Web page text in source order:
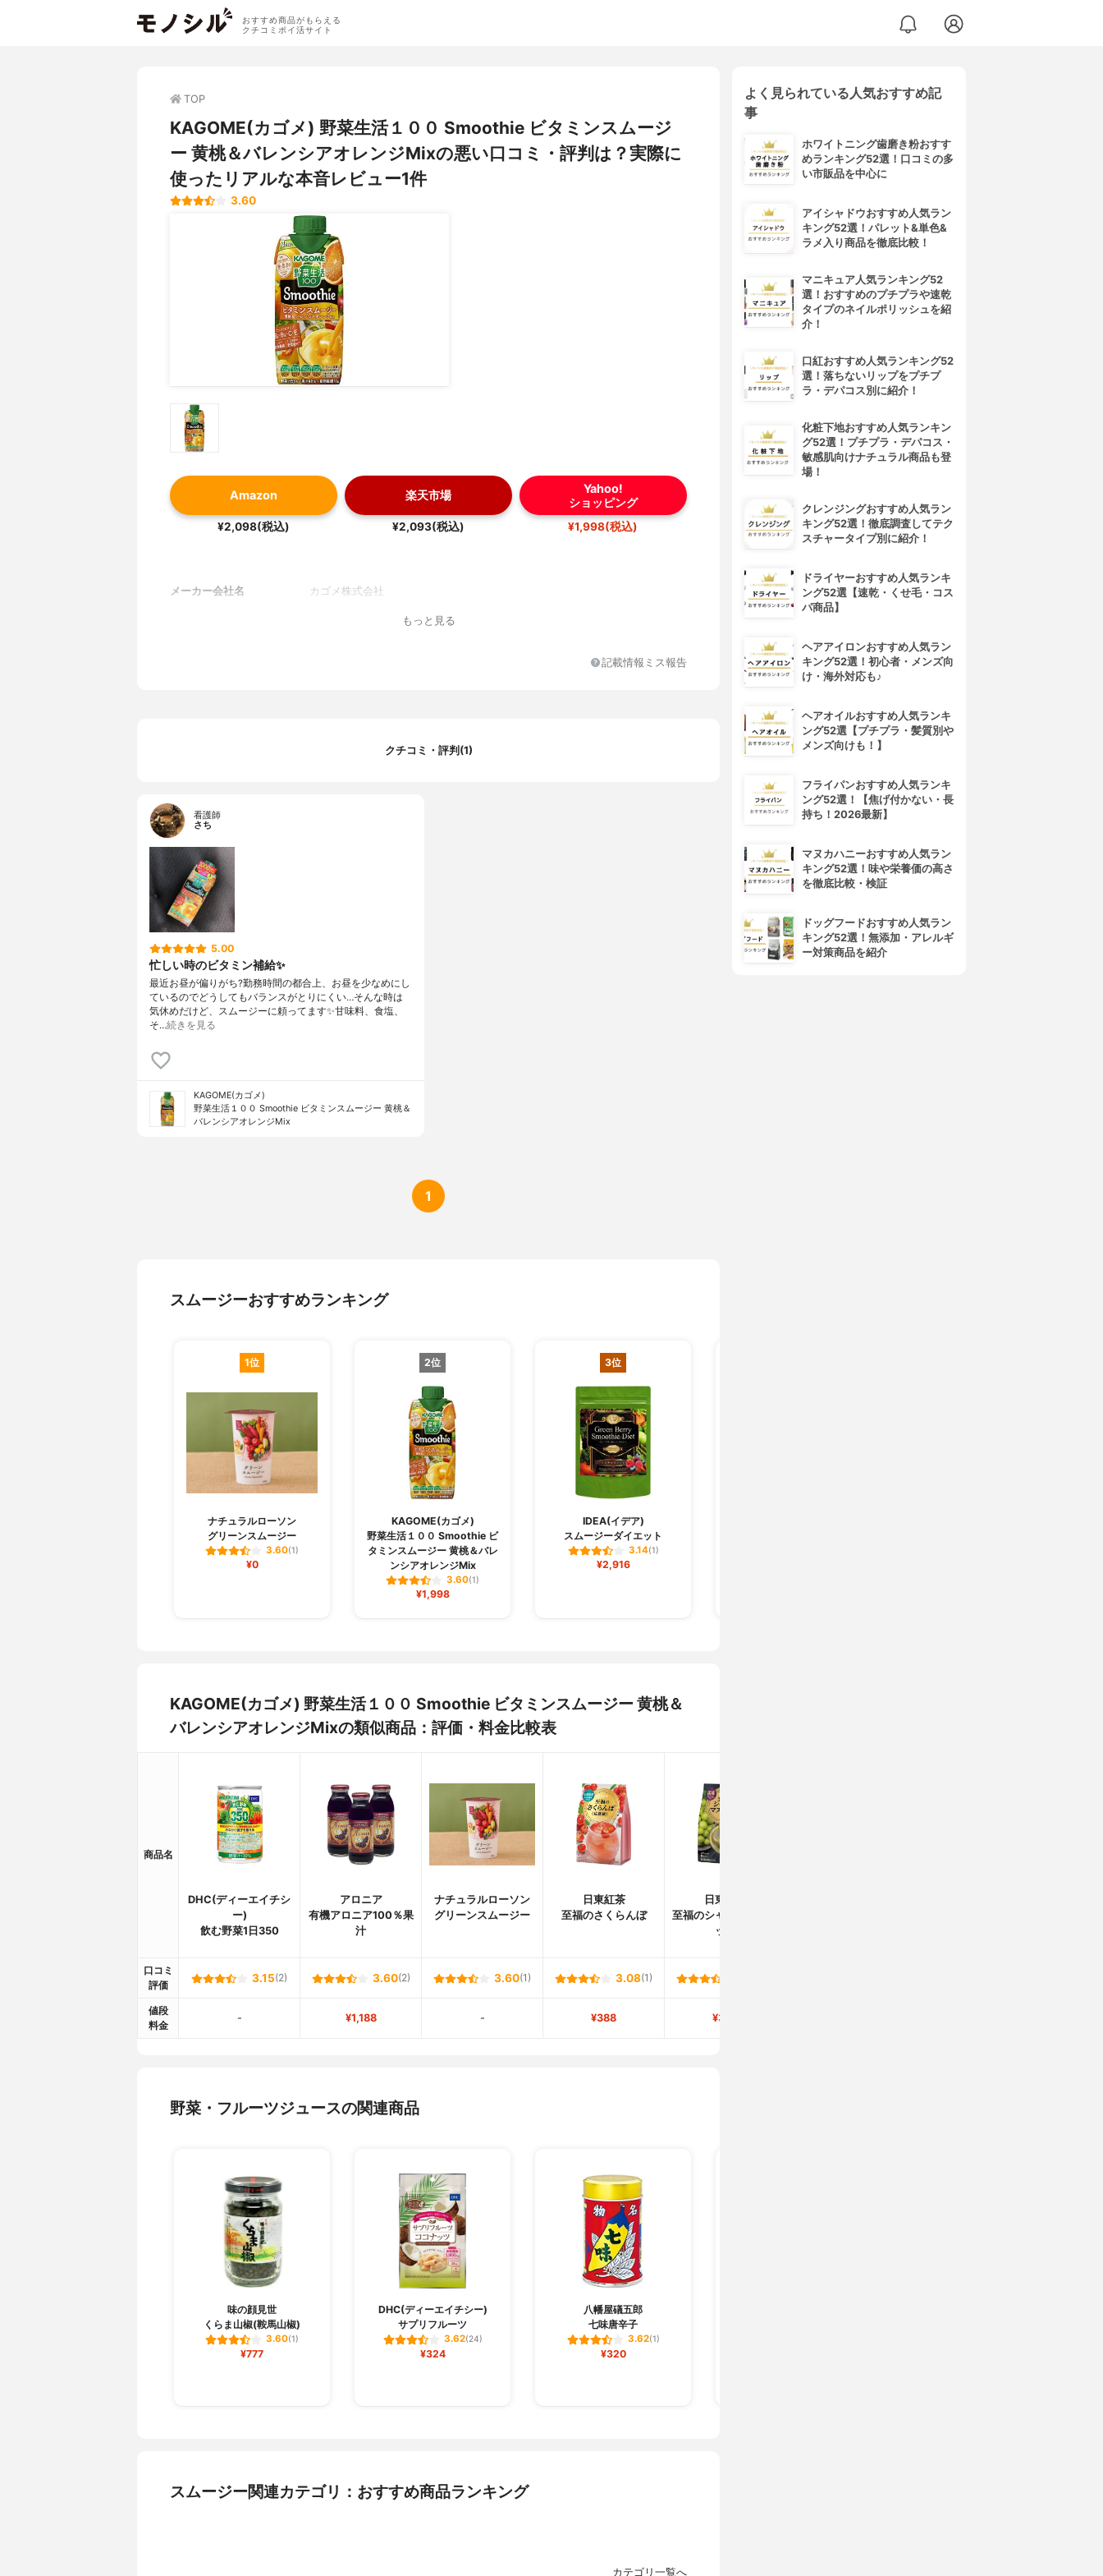
おすすめ商品がもらえる
クチコミポイ活サイト
TOP
KAGOME(カゴメ) 野菜生活１００ Smoothie ビタミンスムージ
ー 黄桃＆バレンシアオレンジMixの悪い口コミ・評判は？実際に
使ったリアルな本音レビュー1件
3.60
Amazon
¥2,098(税込)
楽天市場
¥2,093(税込)
Yahoo!
ショッピング
¥1,998(税込)
メーカー会社名 カゴメ株式会社
もっと見る
記載情報ミス報告
クチコミ・評判(1)
看護師
さち
5.00
忙しい時のビタミン補給✨
最近お昼が偏りがち?勤務時間の都合上、お昼を少なめにし
ているのでどうしてもバランスがとりにくい…そんな時は
気休めだけど、スムージーに頼ってます✨甘味料、食塩、
そ…続きを見る
KAGOME(カゴメ)
野菜生活１００ Smoothie ビタミンスムージー 黄桃＆
バレンシアオレンジMix
1
スムージーおすすめランキング
1位
ナチュラルローソン
グリーンスムージー
3.60(1)
¥0
2位
KAGOME(カゴメ)
野菜生活１００ Smoothie ビ
タミンスムージー 黄桃＆バレ
ンシアオレンジMix
3.60(1)
¥1,998
3位
IDEA(イデア)
スムージーダイエット
3.14(1)
¥2,916
KAGOME(カゴメ) 野菜生活１００ Smoothie ビタミンスムージー 黄桃＆
バレンシアオレンジMixの類似商品：評価・料金比較表
商品名
DHC(ディーエイチシ
ー)
飲む野菜1日350
アロニア
有機アロニア100％果
汁
ナチュラルローソン
グリーンスムージー
日東紅茶
至福のさくらんぼ
日東紅茶
至福のシャインマスカ
ット
口コミ
評価
3.15(2) 3.60(2) 3.60(1) 3.08(1)
値段
料金
- ¥1,188 - ¥388 ¥388
野菜・フルーツジュースの関連商品
味の顔見世
くらま山椒(鞍馬山椒)
3.60(1)
¥777
DHC(ディーエイチシー)
サプリフルーツ
3.62(24)
¥324
八幡屋礒五郎
七味唐辛子
3.62(1)
¥320
スムージー関連カテゴリ：おすすめ商品ランキング
カテゴリ一覧へ
よく見られている人気おすすめ記
事
ホワイトニング歯磨き粉おすす
めランキング52選！口コミの多
い市販品を中心に
アイシャドウおすすめ人気ラン
キング52選！パレット&単色&
ラメ入り商品を徹底比較！
マニキュア人気ランキング52
選！おすすめのプチプラや速乾
タイプのネイルポリッシュを紹
介！
口紅おすすめ人気ランキング52
選！落ちないリップをプチプ
ラ・デパコス別に紹介！
化粧下地おすすめ人気ランキン
グ52選！プチプラ・デパコス・
敏感肌向けナチュラル商品も登
場！
クレンジングおすすめ人気ラン
キング52選！徹底調査してテク
スチャータイプ別に紹介！
ドライヤーおすすめ人気ランキ
ング52選【速乾・くせ毛・コス
パ商品】
ヘアアイロンおすすめ人気ラン
キング52選！初心者・メンズ向
け・海外対応も♪
ヘアオイルおすすめ人気ランキ
ング52選【プチプラ・髪質別や
メンズ向けも！】
フライパンおすすめ人気ランキ
ング52選！【焦げ付かない・長
持ち！2026最新】
マヌカハニーおすすめ人気ラン
キング52選！味や栄養価の高さ
を徹底比較・検証
ドッグフードおすすめ人気ラン
キング52選！無添加・アレルギ
ー対策商品を紹介